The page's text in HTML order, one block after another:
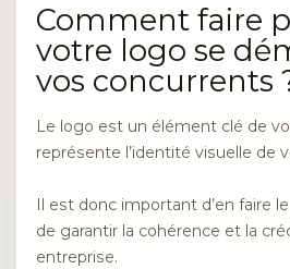
Comment faire
votre logo se
vos concurrents
Le logo est un élément clé de
représente l’identité visuelle de
Il est donc important d’en faire
de garantir la cohérence et la
entreprise.